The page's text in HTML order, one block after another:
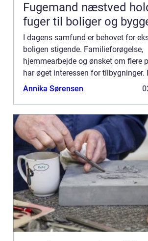
Fugemand næstved holdbare
fuger til boliger og
I dagens samfund er behovet for
boligen stigende. Familieforøgelse,
hjemmearbejde og ønsket om flere
har øget interessen for tilbygninger.
over for behovet for mere plads, ka...
Annika Sørensen